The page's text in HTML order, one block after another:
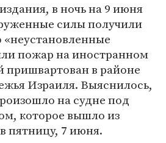
в ночь на 9 июня
силы получили
«неустановленные
пожар на иностранном
пришвартован в районе
Израиля. Выяснилось,
на судне под
которое вышло из
пятницу, 7 июня.